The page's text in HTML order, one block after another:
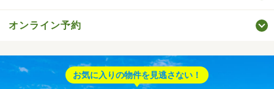
オンライン予約
お気に入りの物件を見逃さない！